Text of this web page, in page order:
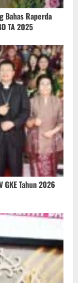
Bahas Raperda
TA 2025
GKE Tahun 2026